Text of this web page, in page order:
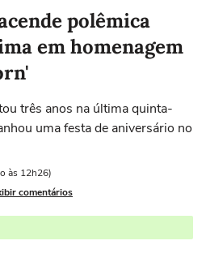
notícias polêmica
em homenagem
três anos na última quinta-
uma festa de aniversário no
às 12h26)
comentários